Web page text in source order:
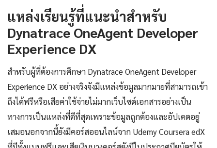
แหล่งเรียนรู้ที่แนะนำสำหรับ
Dynatrace OneAgent Developer
Experience DX
สำหรับผู้ที่ต้องการศึกษา Dynatrace OneAgent Developer
Experience DX อย่างจริงจังมีแหล่งข้อมูลมากมายที่สามารถเข้า
ถึงได้ฟรีหรือเสียค่าใช้จ่ายไม่มากเว็บไซต์เอกสารอย่างเป็น
ทางการเป็นแหล่งที่ดีที่สุดเพราะข้อมูลถูกต้องและอัปเดตอยู่
เสมอนอกจากนี้ยังมีคอร์สออนไลน์จาก Udemy Coursera edX